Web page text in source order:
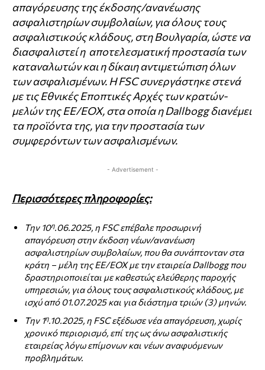
απαγόρευσης της έκδοσης/ανανέωσης
ασφαλιστηρίων συμβολαίων, για όλους τους
ασφαλιστικούς κλάδους, στη Βουλγαρία, ώστε να
διασφαλιστεί η αποτελεσματική προστασία των
καταναλωτών και η δίκαιη αντιμετώπιση όλων
των ασφαλισμένων. H FSC συνεργάστηκε στενά
με τις Εθνικές Εποπτικές Αρχές των κρατών-
μελών της ΕΕ/EOX, στα οποία η Dallbogg διανέμει
τα προϊόντα της, για την προστασία των
συμφερόντων των ασφαλισμένων.
- Advertisement -
Περισσότερες πληροφορίες:
Την 10η.06.2025, η FSC επέβαλε προσωρινή
απαγόρευση στην έκδοση νέων/ανανέωση
ασφαλιστηρίων συμβολαίων, που θα συνάπτονταν στα
κράτη – μέλη της ΕΕ/ΕΟΧ με την εταιρεία Dallbogg που
δραστηριοποιείται με καθεστώς ελεύθερης παροχής
υπηρεσιών, για όλους τους ασφαλιστικούς κλάδους, με
ισχύ από 01.07.2025 και για διάστημα τριών (3) μηνών.
Την 1η.10.2025, η FSC εξέδωσε νέα απαγόρευση, χωρίς
χρονικό περιορισμό, επί της ως άνω ασφαλιστικής
εταιρείας λόγω επίμονων και νέων αναφυόμενων
προβλημάτων.